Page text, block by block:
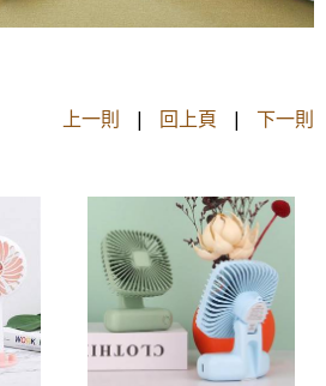
上一則 | 回上頁 | 下一則